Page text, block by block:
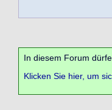
In diesem Forum
Klicken Sie hier, um